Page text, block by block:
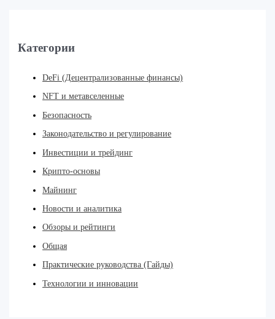
Категории
DeFi (Децентрализованные финансы)
NFT и метавселенные
Безопасность
Законодательство и регулирование
Инвестиции и трейдинг
Крипто-основы
Майнинг
Новости и аналитика
Обзоры и рейтинги
Общая
Практические руководства (Гайды)
Технологии и инновации